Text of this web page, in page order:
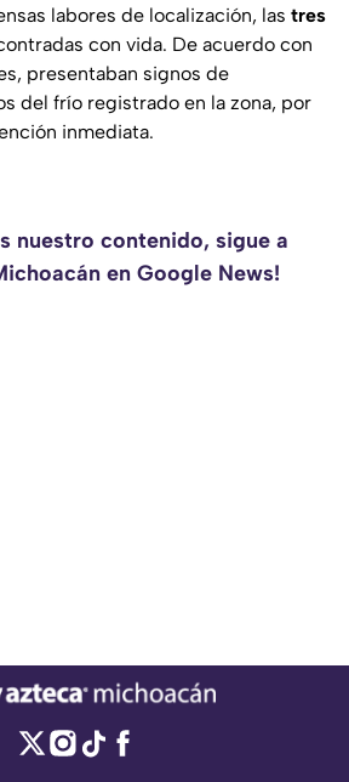
labores de localización, las tres
con vida. De acuerdo con
presentaban signos de
del frío registrado en la zona, por
inmediata.
nuestro contenido, sigue a
en Google News!